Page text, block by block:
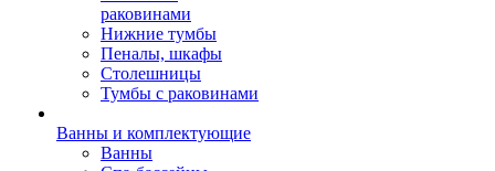
раковинами
Нижние тумбы
Пеналы, шкафы
Столешницы
Тумбы с раковинами
Ванны и комплектующие
Ванны